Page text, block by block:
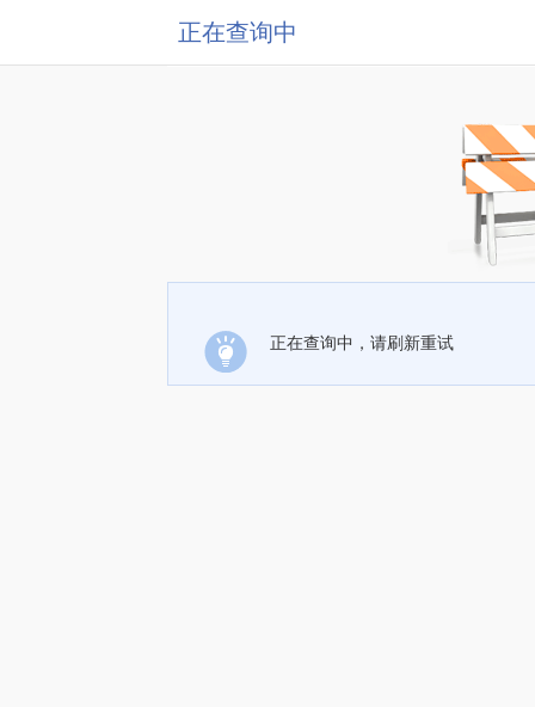
正在查询中
正在查询中，请刷新重试